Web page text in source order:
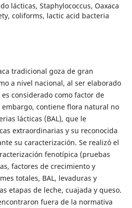
lácticas, Staphylococcus, Oaxaca
coliforms, lactic acid bacteria
tradicional goza de gran
a nivel nacional, al ser elaborado
considerado como factor de
contiene flora natural no
lácticas (BAL), que le
extraordinarias y su reconocida
su caracterización. Se realizó el
fenotípica (pruebas
factores de crecimiento y
totales, BAL, levaduras y
etapas de leche, cuajada y queso.
fuera de la normativa